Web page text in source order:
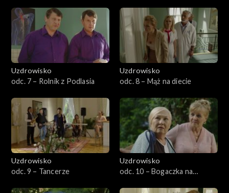
Uzdrowisko
odc. 7 – Rolnik z Podlasia
Uzdrowisko
odc. 8 – Mąż na diecie
Uzdrowisko
odc. 9 – Tancerze
Uzdrowisko
odc. 10 – Bogaczka na